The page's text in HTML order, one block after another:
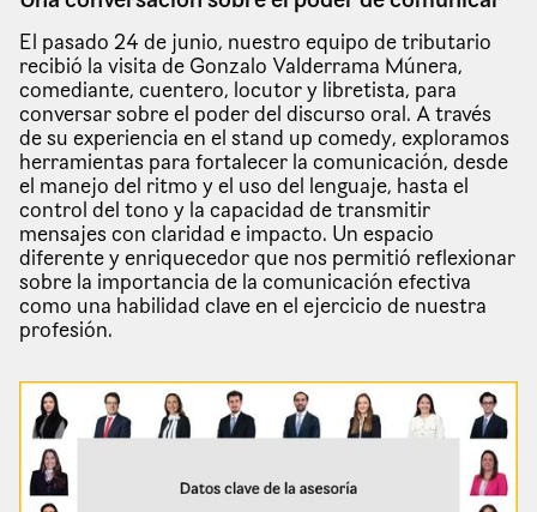
El pasado 24 de junio, nuestro equipo de tributario
recibió la visita de Gonzalo Valderrama Múnera,
comediante, cuentero, locutor y libretista, para
conversar sobre el poder del discurso oral. A través
de su experiencia en el stand up comedy, exploramos
herramientas para fortalecer la comunicación, desde
el manejo del ritmo y el uso del lenguaje, hasta el
control del tono y la capacidad de transmitir
mensajes con claridad e impacto. Un espacio
diferente y enriquecedor que nos permitió reflexionar
sobre la importancia de la comunicación efectiva
como una habilidad clave en el ejercicio de nuestra
profesión.